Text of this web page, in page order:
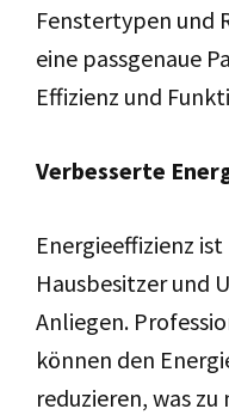
Fenstertypen und
eine passgenaue
Effizienz und
Verbesserte
Energieeffizienz
Hausbesitzer und
Anliegen.
können den
reduzieren, was